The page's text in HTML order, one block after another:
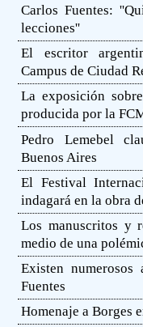
Carlos Fuentes:
lecciones''
El escritor
Campus de Ciudad
La exposición
producida por la
Pedro Lemebel
Buenos Aires
El Festival
indagará en la obra
Los manuscritos y
medio de una
Existen
Fuentes
Homenaje a Borges